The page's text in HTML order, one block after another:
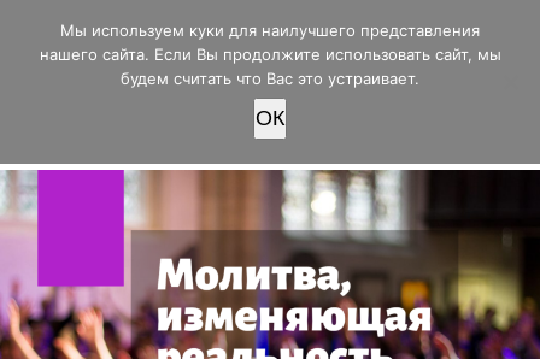
office@lifeinvictory.ru
+7 950 189 4420
Россия, г.Оренбург, ул.Мира 32/2
Мы используем куки для наилучшего представления
нашего сайта. Если Вы продолжите использовать сайт, мы
будем считать что Вас это устраивает.
OК